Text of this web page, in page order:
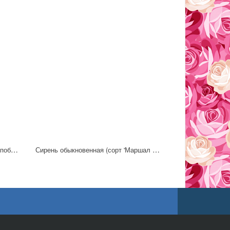
Сирень обыкновенная (сорт 'День победы') Сирень обыкновенная (сорт 'Маршал Соколовский')